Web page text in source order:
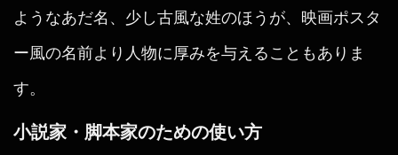
ようなあだ名、少し古風な姓のほうが、映画ポスタ
ー風の名前より人物に厚みを与えることもありま
す。
小説家・脚本家のための使い方